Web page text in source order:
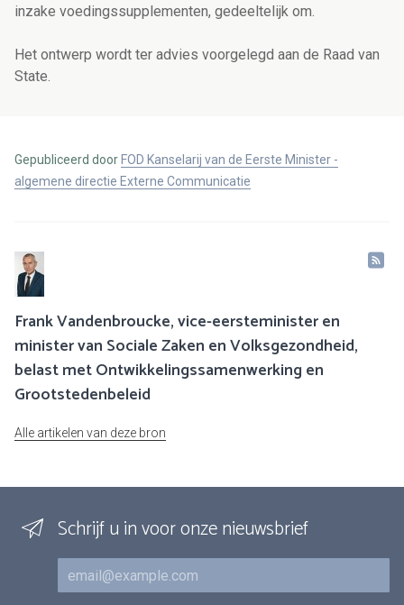
inzake voedingssupplementen, gedeeltelijk om.
Het ontwerp wordt ter advies voorgelegd aan de Raad van
State.
Gepubliceerd door FOD Kanselarij van de Eerste Minister -
algemene directie Externe Communicatie
Frank Vandenbroucke, vice-eersteminister en
minister van Sociale Zaken en Volksgezondheid,
belast met Ontwikkelingssamenwerking en
Grootstedenbeleid
Alle artikelen van deze bron
Schrijf u in voor onze nieuwsbrief
E-mail